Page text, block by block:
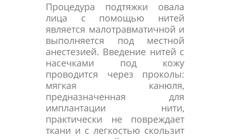
Процедура подтяжки овала
лица с помощью нитей
является малотравматичной и
выполняется под местной
анестезией. Введение нитей с
насечками под кожу
проводится через проколы:
мягкая канюля,
предназначенная для
имплантации нити,
практически не повреждает
ткани и с легкостью скользит